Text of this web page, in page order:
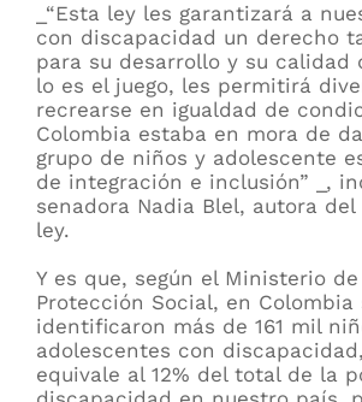
_“Esta ley les garantizará a
con discapacidad un derecho
para su desarrollo y su calidad
lo es el juego, les permitirá
recrearse en igualdad de
Colombia estaba en mora de
grupo de niños y adolescente
de integración e inclusión” _,
senadora Nadia Blel, autora
ley.
Y es que, según el Ministerio
Protección Social, en Colombia
identificaron más de 161 mil
adolescentes con
equivale al 12% del total de la